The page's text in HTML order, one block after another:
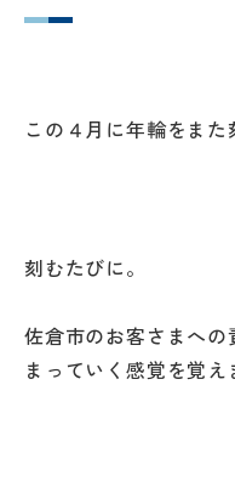
この４月に年輪をまた
刻むたびに。
佐倉市のお客さまへ
まっていく感覚を覚え